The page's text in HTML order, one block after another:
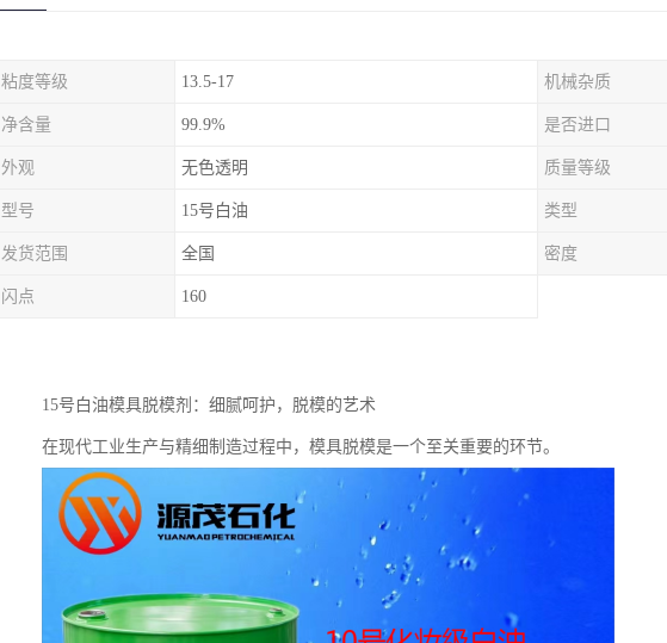
粘度等级 13.5-17 机械杂质
净含量 99.9% 是否进口
外观 无色透明 质量等级
型号 15号白油 类型
发货范围 全国 密度
闪点 160
15号白油模具脱模剂：细腻呵护，脱模的艺术
在现代工业生产与精细制造过程中，模具脱模是一个至关重要的环节。